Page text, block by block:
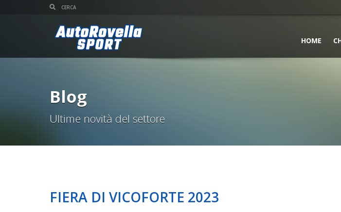
HOME
Blog
Ultime novità del settore
FIERA DI VICOFORTE 2023